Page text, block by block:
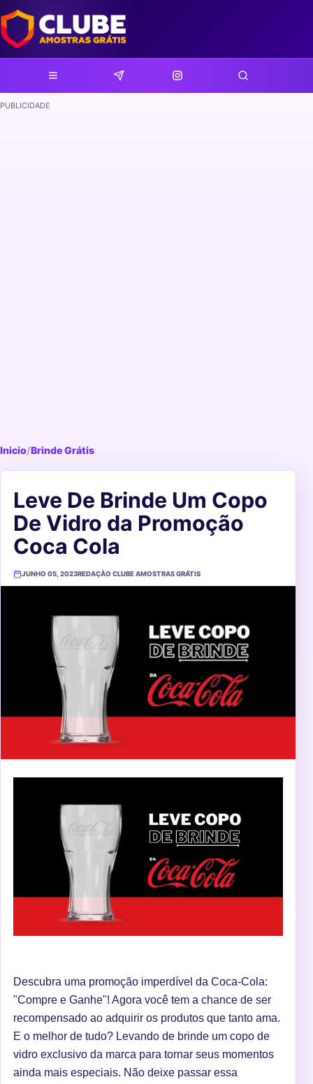
PUBLICIDADE
Inicio/Brinde Grátis
Leve De Brinde Um Copo
De Vidro da Promoção
Coca Cola
JUNHO 05, 2023REDAÇÃO CLUBE AMOSTRAS GRÁTIS
Descubra uma promoção imperdível da Coca-Cola:
"Compre e Ganhe"! Agora você tem a chance de ser
recompensado ao adquirir os produtos que tanto ama.
E o melhor de tudo? Levando de brinde um copo de
vidro exclusivo da marca para tornar seus momentos
ainda mais especiais. Não deixe passar essa